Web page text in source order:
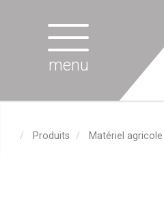
menu
Produits Matériel agricole